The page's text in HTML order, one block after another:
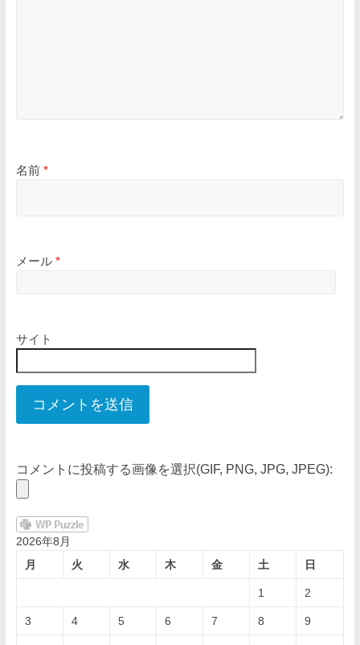
名前 *
メール *
サイト
コメントに投稿する画像を選択(GIF, PNG, JPG, JPEG):
2026年8月
月
火 水 木 金 土 日
1 2
3 4 5 6 7 8 9